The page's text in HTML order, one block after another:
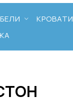
КРОВАТИ